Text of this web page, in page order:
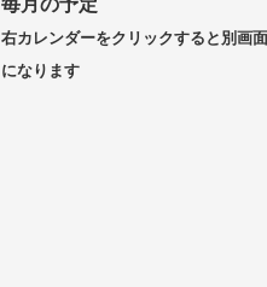
毎月の予定
右カレンダーをクリックすると別画面
になります